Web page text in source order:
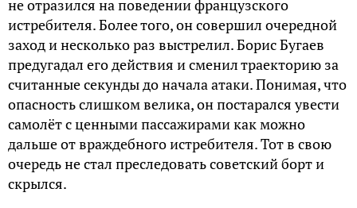
не отразился на поведении французского
истребителя. Более того, он совершил очередной
заход и несколько раз выстрелил. Борис Бугаев
предугадал его действия и сменил траекторию за
считанные секунды до начала атаки. Понимая, что
опасность слишком велика, он постарался увести
самолёт с ценными пассажирами как можно
дальше от враждебного истребителя. Тот в свою
очередь не стал преследовать советский борт и
скрылся.